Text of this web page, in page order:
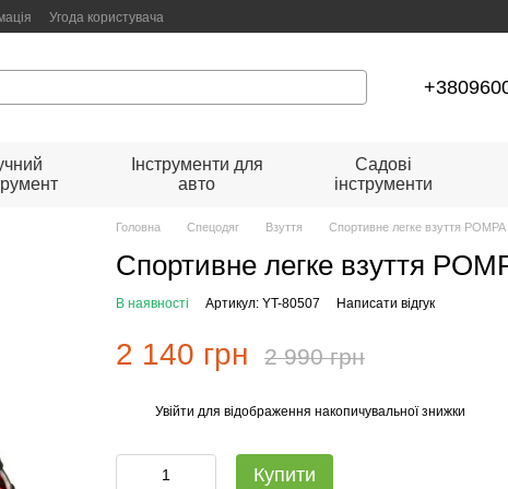
Угода користувача
Інструменти для
авто
Садові
інструменти
Головна Спецодяг Взуття Спортивне легке взуття
Спортивне легке взуття
В наявності Артикул: YT-80507 Написати відгук
2 140 грн 2 990 грн
Увійти для відображення накопичувальної знижки
Купити